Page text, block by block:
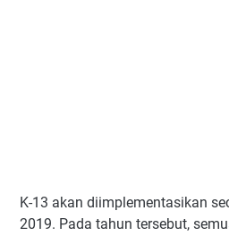
K-13 akan diimplementasikan
2019. Pada tahun tersebut,